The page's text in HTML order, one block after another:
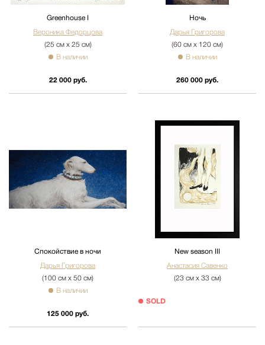
Greenhouse I
Вероника Федорцова
(25 см х 25 см)
В наличии
22 000 руб.
Ночь
Дарья Григорова
(60 см х 120 см)
В наличии
260 000 руб.
Спокойствие в ночи
Дарья Григорова
(100 см х 50 см)
В наличии
125 000 руб.
New season III
Анастасия Савенко
(23 см х 33 см)
SOLD